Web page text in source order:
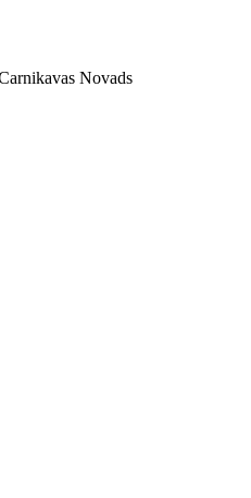
Novads